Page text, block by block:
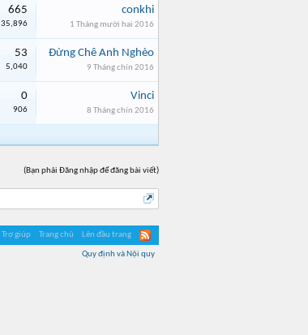
665
35,896
conkhi
1 Tháng mười hai 2016
53
5,040
Đừng Chê Anh Nghèo
9 Tháng chín 2016
0
906
Vinci
8 Tháng chín 2016
(Bạn phải Đăng nhập để đăng bài viết)
Trợ giúp Trang chủ Lên đầu trang
Quy định và Nội quy